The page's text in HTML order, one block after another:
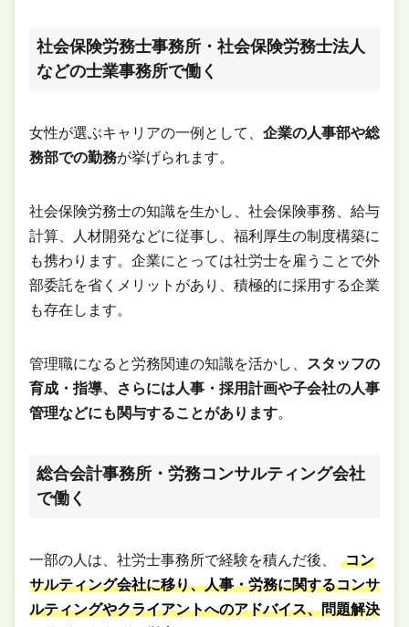
社会保険労務士事務所・社会保険労務士法人
などの士業事務所で働く
女性が選ぶキャリアの一例として、 企業の人事部や総
務部での勤務が挙げられます。
社会保険労務士の知識を生かし、社会保険事務、給与
計算、人材開発などに従事し、福利厚生の制度構築に
も携わります。企業にとっては社労士を雇うことで外
部委託を省くメリットがあり、積極的に採用する企業
も存在します。
管理職になると労務関連の知識を活かし、
スタッフの
育成・指導、さらには人事・採用計画や子会社の人事
管理などにも関与することがあります。
総合会計事務所・労務コンサルティング会社
で働く
一部の人は、社労士事務所で経験を積んだ後、
コン
サルティング会社に移り、人事・労務に関するコンサ
ルティングやクライアントへのアドバイス、問題解決